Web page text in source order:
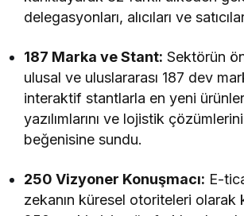
delegasyonları, alıcıları ve
187 Marka ve Stant: Sektörün
ulusal ve uluslararası 187 dev
interaktif stantlarla en yeni
yazılımlarını ve lojistik çözümlerini
beğenisine sundu.
250 Vizyoner Konuşmacı: E-
zekanın küresel otoriteleri olarak